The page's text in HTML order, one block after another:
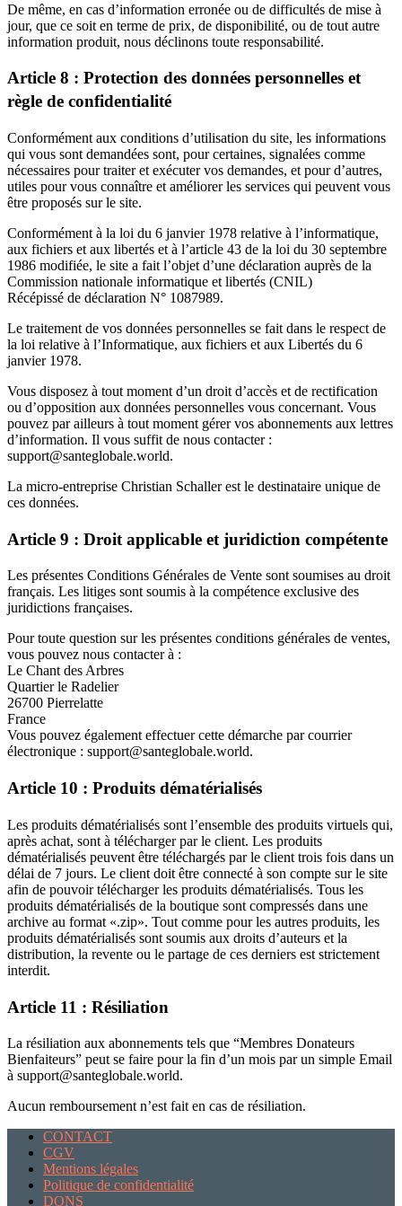
De même, en cas d’information erronée ou de difficultés de mise à
jour, que ce soit en terme de prix, de disponibilité, ou de tout autre
information produit, nous déclinons toute responsabilité.
Article 8 : Protection des données personnelles et
règle de confidentialité
Conformément aux conditions d’utilisation du site, les informations
qui vous sont demandées sont, pour certaines, signalées comme
nécessaires pour traiter et exécuter vos demandes, et pour d’autres,
utiles pour vous connaître et améliorer les services qui peuvent vous
être proposés sur le site.
Conformément à la loi du 6 janvier 1978 relative à l’informatique,
aux fichiers et aux libertés et à l’article 43 de la loi du 30 septembre
1986 modifiée, le site a fait l’objet d’une déclaration auprès de la
Commission nationale informatique et libertés (CNIL)
Récépissé de déclaration N° 1087989.
Le traitement de vos données personnelles se fait dans le respect de
la loi relative à l’Informatique, aux fichiers et aux Libertés du 6
janvier 1978.
Vous disposez à tout moment d’un droit d’accès et de rectification
ou d’opposition aux données personnelles vous concernant. Vous
pouvez par ailleurs à tout moment gérer vos abonnements aux lettres
d’information. Il vous suffit de nous contacter :
support@santeglobale.world.
La micro-entreprise Christian Schaller est le destinataire unique de
ces données.
Article 9 : Droit applicable et juridiction compétente
Les présentes Conditions Générales de Vente sont soumises au droit
français. Les litiges sont soumis à la compétence exclusive des
juridictions françaises.
Pour toute question sur les présentes conditions générales de ventes,
vous pouvez nous contacter à :
Le Chant des Arbres
Quartier le Radelier
26700 Pierrelatte
France
Vous pouvez également effectuer cette démarche par courrier
électronique : support@santeglobale.world.
Article 10 : Produits dématérialisés
Les produits dématérialisés sont l’ensemble des produits virtuels qui,
après achat, sont à télécharger par le client. Les produits
dématérialisés peuvent être téléchargés par le client trois fois dans un
délai de 7 jours. Le client doit être connecté à son compte sur le site
afin de pouvoir télécharger les produits dématérialisés. Tous les
produits dématérialisés de la boutique sont compressés dans une
archive au format «.zip». Tout comme pour les autres produits, les
produits dématérialisés sont soumis aux droits d’auteurs et la
distribution, la revente ou le partage de ces derniers est strictement
interdit.
Article 11 : Résiliation
La résiliation aux abonnements tels que “Membres Donateurs
Bienfaiteurs” peut se faire pour la fin d’un mois par un simple Email
à support@santeglobale.world.
Aucun remboursement n’est fait en cas de résiliation.
CONTACT
CGV
Mentions légales
Politique de confidentialité
DONS